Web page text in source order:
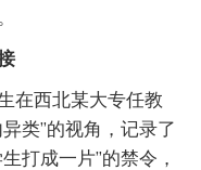
在西北某大专任教
类”的视角，记录了
打成一片”的禁令，